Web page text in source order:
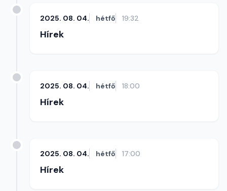
2025. 08. 04. hétfő 19:32
Hírek
2025. 08. 04. hétfő 18:00
Hírek
2025. 08. 04. hétfő 17:00
Hírek